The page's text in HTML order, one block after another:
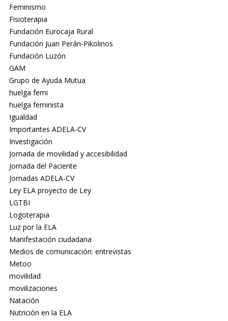
Feminismo
Fisioterapia
Fundación Eurocaja Rural
Fundación Juan Perán-Pikolinos
Fundación Luzón
GAM
Grupo de Ayuda Mutua
huelga femi
huelga feminista
Igualdad
Importantes ADELA-CV
Investigación
Jornada de movilidad y accesibilidad
Jornada del Paciente
Jornadas ADELA-CV
Ley ELA proyecto de Ley
LGTBI
Logoterapia
Luz por la ELA
Manifestación ciudadana
Medios de comunicación: entrevistas
Metoo
movilidad
movilizaciones
Natación
Nutrición en la ELA